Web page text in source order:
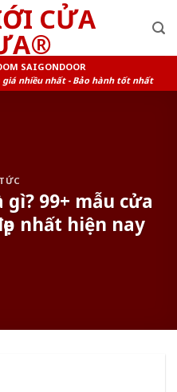
SAIGONDOOR
nhiều nhất - Bảo hành tốt nhất
99+ mẫu cửa
nhất hiện nay